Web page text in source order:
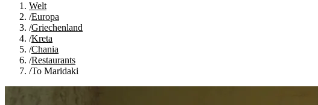
Welt
/Europa
/Griechenland
/Kreta
/Chania
/Restaurants
/To Maridaki